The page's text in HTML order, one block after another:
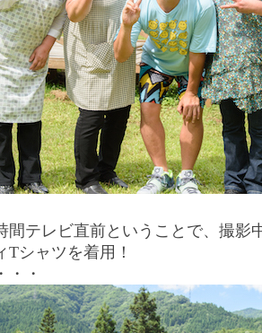
間テレビ直前ということで、撮影
Tシャツを着用！
・・